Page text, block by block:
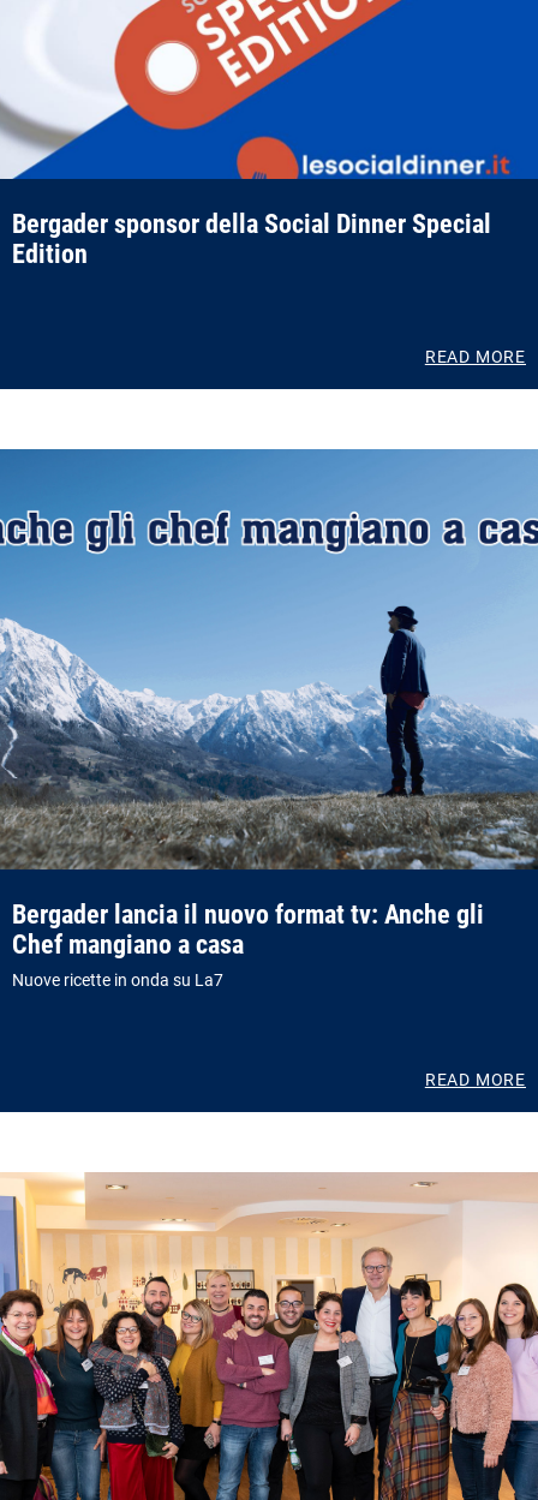
Bergader sponsor della Social Dinner Special
Edition
READ MORE
Bergader lancia il nuovo format tv: Anche gli
Chef mangiano a casa
Nuove ricette in onda su La7
READ MORE